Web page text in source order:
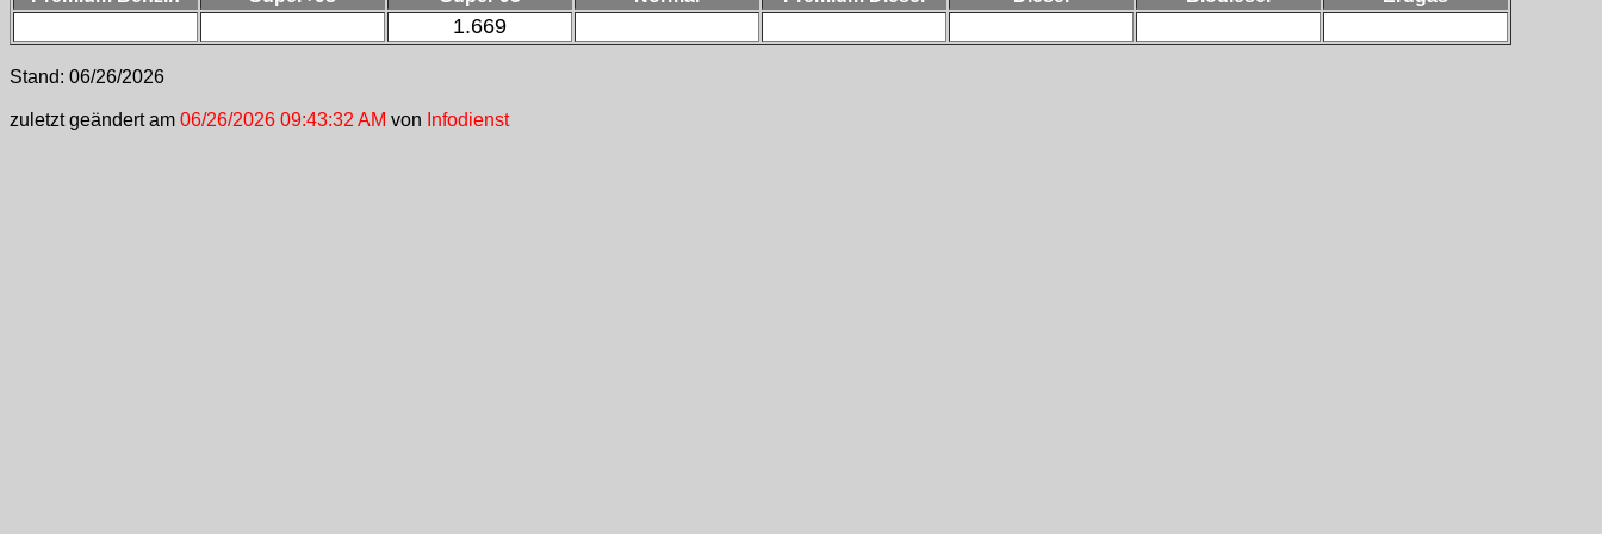
1.669
Stand: 06/26/2026
zuletzt geändert am 06/26/2026 09:43:32 AM von Infodienst